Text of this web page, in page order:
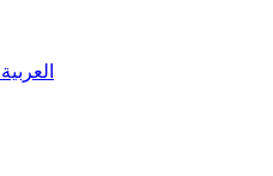
العربية